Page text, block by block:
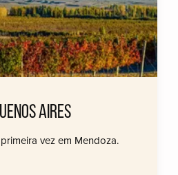
AIRES
vez em Mendoza.